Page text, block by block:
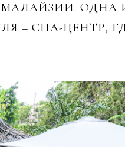
ОДНА
– СПА-ЦЕНТР,